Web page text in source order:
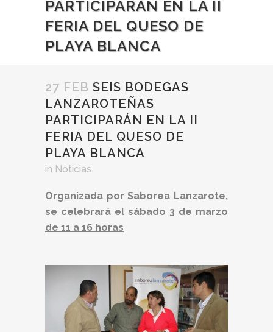
PARTICIPARÁN EN LA II
FERIA DEL QUESO DE
PLAYA BLANCA
27 FEB SEIS BODEGAS
LANZAROTEÑAS
PARTICIPARÁN EN LA II
FERIA DEL QUESO DE
PLAYA BLANCA
in Noticias
Organizada por Saborea Lanzarote,
se celebrará el sábado 3 de marzo
de 11 a 16 horas